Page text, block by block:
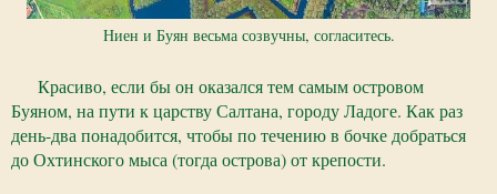
Ниен и Буян весьма созвучны, согласитесь.
Красиво, если бы он оказался тем самым островом
Буяном, на пути к царству Салтана, городу Ладоге. Как раз
день-два понадобится, чтобы по течению в бочке добраться
до Охтинского мыса (тогда острова) от крепости.